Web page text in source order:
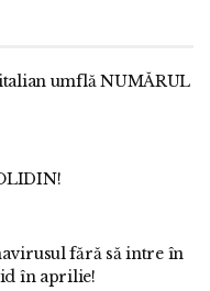
umflă NUMĂRUL
fără să intre în
în aprilie!